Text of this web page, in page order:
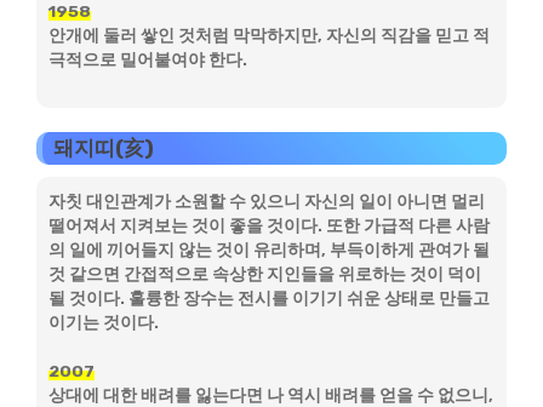
1958
안개에 둘러 쌓인 것처럼 막막하지만, 자신의 직감을 믿고 적
극적으로 밀어붙여야 한다.
돼지띠(亥)
자칫 대인관계가 소원할 수 있으니 자신의 일이 아니면 멀리
떨어져서 지켜보는 것이 좋을 것이다. 또한 가급적 다른 사람
의 일에 끼어들지 않는 것이 유리하며, 부득이하게 관여가 될
것 같으면 간접적으로 속상한 지인들을 위로하는 것이 덕이
될 것이다. 훌륭한 장수는 전시를 이기기 쉬운 상태로 만들고
이기는 것이다.
2007
상대에 대한 배려를 잃는다면 나 역시 배려를 얻을 수 없으니,